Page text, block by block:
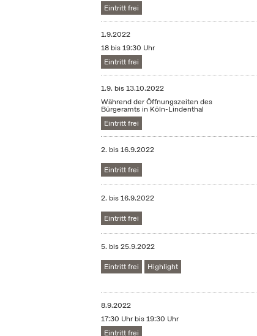
Eintritt frei
1.9.2022
18 bis 19:30 Uhr
Eintritt frei
1.9. bis13.10.2022
Während der Öffnungszeiten des
Bürgeramts in Köln-Lindenthal
Eintritt frei
2. bis16.9.2022
Eintritt frei
2. bis16.9.2022
Eintritt frei
5. bis25.9.2022
Eintritt frei Highlight
8.9.2022
17:30 Uhr bis 19:30 Uhr
Eintritt frei